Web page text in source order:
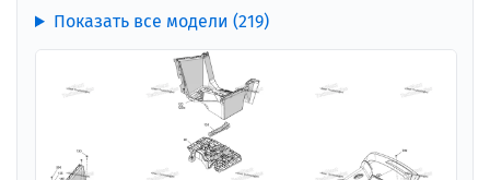
Показать все модели (219)